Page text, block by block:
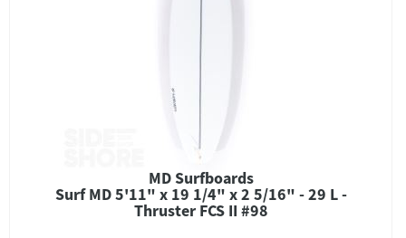
MD Surfboards
Surf MD 5'11" x 19 1/4" x 2 5/16" - 29 L -
Thruster FCS II #98